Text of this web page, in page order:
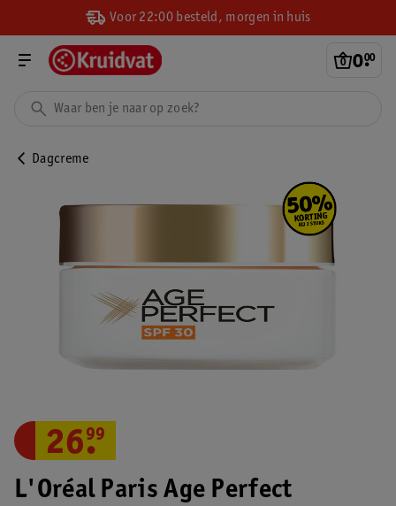
Voor 22:00 besteld, morgen in huis
0.
00
Dagcreme
L'Oréal Paris Age Perfect
26.
99